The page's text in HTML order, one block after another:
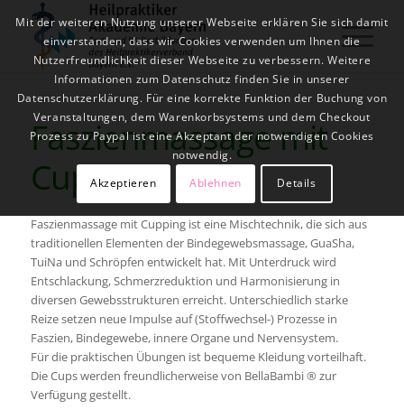
Faszienmassage mit
Cupping
Faszienmassage mit Cupping ist eine Mischtechnik, die sich aus
traditionellen Elementen der Bindegewebsmassage, GuaSha,
TuiNa und Schröpfen entwickelt hat. Mit Unterdruck wird
Entschlackung, Schmerzreduktion und Harmonisierung in
diversen Gewebsstrukturen erreicht. Unterschiedlich starke
Reize setzen neue Impulse auf (Stoffwechsel-) Prozesse in
Faszien, Bindegewebe, innere Organe und Nervensystem.
Für die praktischen Übungen ist bequeme Kleidung vorteilhaft.
Die Cups werden freundlicherweise von BellaBambi ® zur
Verfügung gestellt.
Mit der weiteren Nutzung unserer Webseite erklären Sie sich damit
einverstanden, dass wir Cookies verwenden um Ihnen die
Nutzerfreundlichkeit dieser Webseite zu verbessern. Weitere
Informationen zum Datenschutz finden Sie in unserer
Datenschutzerklärung. Für eine korrekte Funktion der Buchung von
Veranstaltungen, dem Warenkorbsystems und dem Checkout
Prozess zu Paypal ist eine Akzeptant der notwendigen Cookies
notwendig.
Akzeptieren
Ablehnen Details